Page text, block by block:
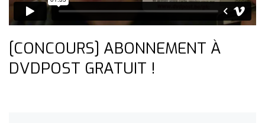
[CONCOURS] ABONNEMENT À
DVDPOST GRATUIT !